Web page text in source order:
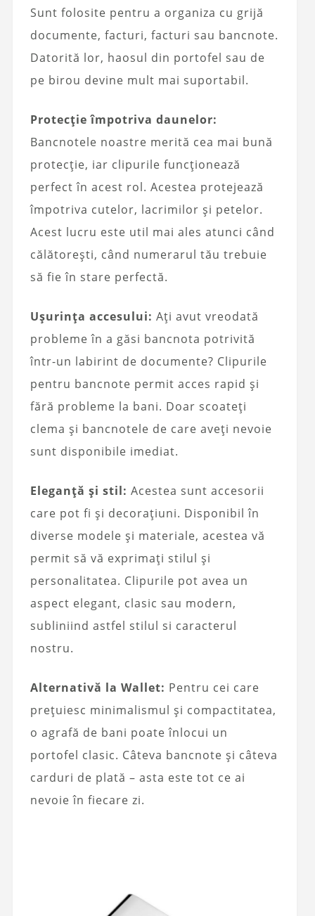
Sunt folosite pentru a organiza cu grijă
documente, facturi, facturi sau bancnote.
Datorită lor, haosul din portofel sau de
pe birou devine mult mai suportabil.
Protecție împotriva daunelor:
Bancnotele noastre merită cea mai bună
protecție, iar clipurile funcționează
perfect în acest rol. Acestea protejează
împotriva cutelor, lacrimilor și petelor.
Acest lucru este util mai ales atunci când
călătorești, când numerarul tău trebuie
să fie în stare perfectă.
Ușurința accesului: Ați avut vreodată
probleme în a găsi bancnota potrivită
într-un labirint de documente? Clipurile
pentru bancnote permit acces rapid și
fără probleme la bani. Doar scoateți
clema și bancnotele de care aveți nevoie
sunt disponibile imediat.
Eleganță și stil: Acestea sunt accesorii
care pot fi și decorațiuni. Disponibil în
diverse modele și materiale, acestea vă
permit să vă exprimați stilul și
personalitatea. Clipurile pot avea un
aspect elegant, clasic sau modern,
subliniind astfel stilul si caracterul
nostru.
Alternativă la Wallet: Pentru cei care
prețuiesc minimalismul și compactitatea,
o agrafă de bani poate înlocui un
portofel clasic. Câteva bancnote și câteva
carduri de plată – asta este tot ce ai
nevoie în fiecare zi.